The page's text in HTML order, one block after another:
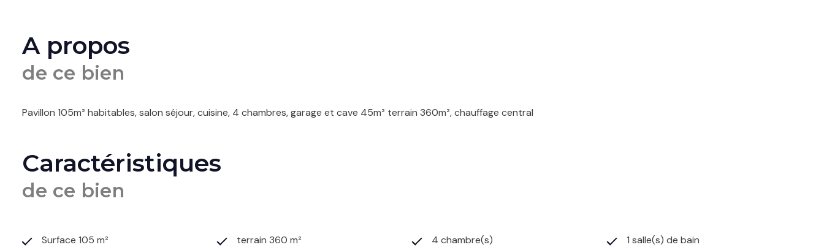
A propos
de ce bien
Pavillon 105m² habitables, salon séjour, cuisine, 4 chambres, garage et cave 45m² terrain 360m², chauffage central
Caractéristiques
de ce bien
Surface 105 m² terrain 360 m² 4 chambre(s) 1 salle(s) de bain